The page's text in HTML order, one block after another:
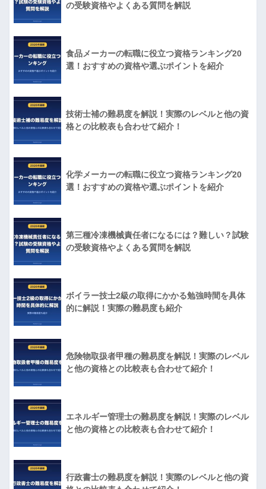
の受験資格やよくある質問を解説
食品メーカーの転職に役立つ資格ランキング20
選！おすすめの資格や選ぶポイントを紹介
技術士補の難易度を解説！実際のレベルと他の資
格との比較表も合わせて紹介！
化学メーカーの転職に役立つ資格ランキング20
選！おすすめの資格や選ぶポイントを紹介
第三種冷凍機械責任者になるには？難しい？試験
の受験資格やよくある質問を解説
ボイラー技士2級の取得にかかる勉強時間を具体
的に解説！実際の難易度も紹介
危険物取扱者甲種の難易度を解説！実際のレベル
と他の資格との比較表も合わせて紹介！
エネルギー管理士の難易度を解説！実際のレベル
と他の資格との比較表も合わせて紹介！
行政書士の難易度を解説！実際のレベルと他の資